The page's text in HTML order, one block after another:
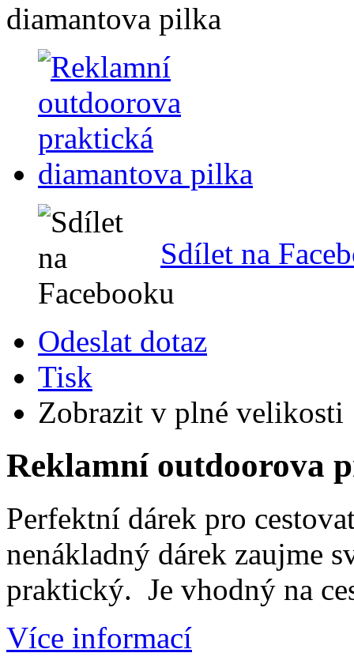
Sdílet na
Odeslat dotaz
Tisk
Zobrazit v plné velikosti
Reklamní outdoorova
Perfektní dárek pro
nenákladný dárek zaujme
praktický. Je vhodný na
Více informací